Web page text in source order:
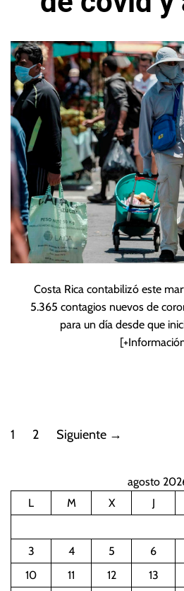
Costa Rica contabilizó este
5.365 contagios nuevos de
para un día desde que
P
g
i
1 2 Siguiente →
agosto
L
M X J
3
4 5 6
10
11 12 13